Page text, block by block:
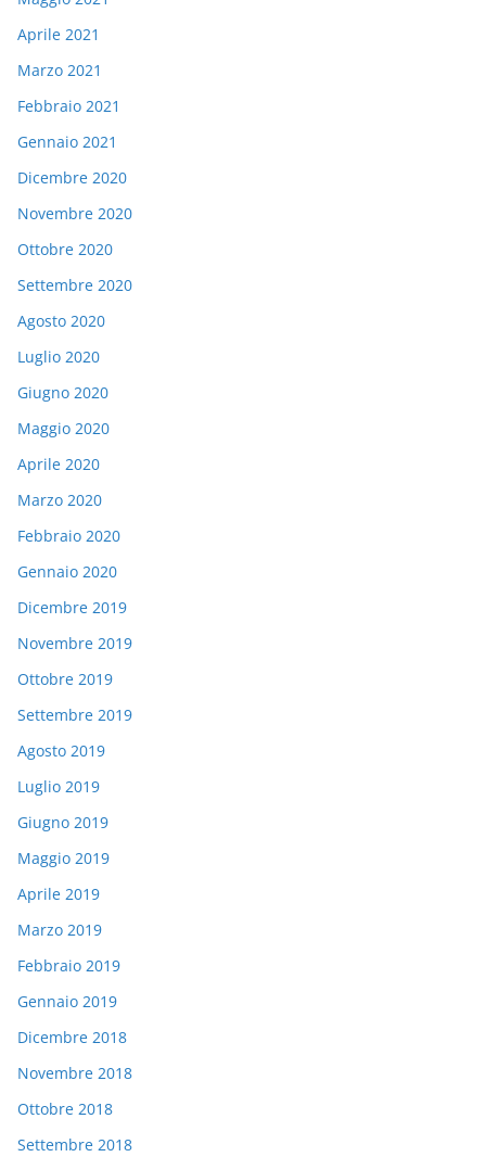
Aprile 2021
Marzo 2021
Febbraio 2021
Gennaio 2021
Dicembre 2020
Novembre 2020
Ottobre 2020
Settembre 2020
Agosto 2020
Luglio 2020
Giugno 2020
Maggio 2020
Aprile 2020
Marzo 2020
Febbraio 2020
Gennaio 2020
Dicembre 2019
Novembre 2019
Ottobre 2019
Settembre 2019
Agosto 2019
Luglio 2019
Giugno 2019
Maggio 2019
Aprile 2019
Marzo 2019
Febbraio 2019
Gennaio 2019
Dicembre 2018
Novembre 2018
Ottobre 2018
Settembre 2018